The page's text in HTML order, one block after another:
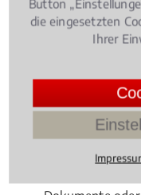
Geht es um
Geschädigte
einer Kanzlei
in bzw. bei
Ortgespräche
durchführbar.
Absprachen
Button
die eingesetzten
Ihrer